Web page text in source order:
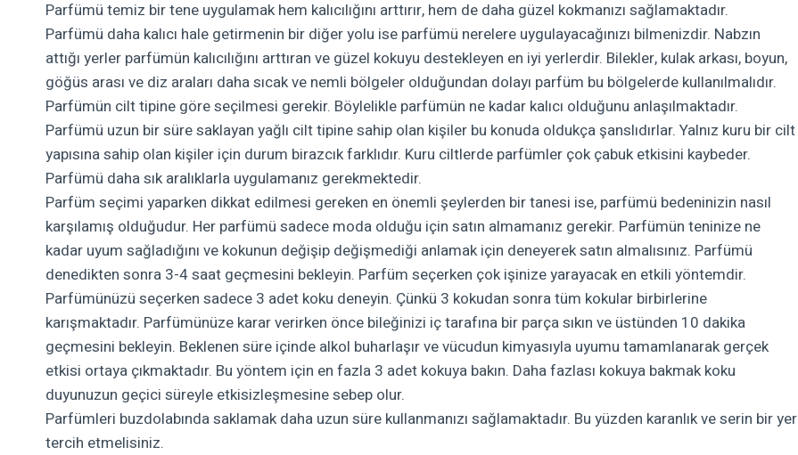
Parfümü temiz bir tene uygulamak hem kalıcılığını arttırır, hem de daha güzel kokmanızı sağlamaktadır.
Parfümü daha kalıcı hale getirmenin bir diğer yolu ise parfümü nerelere uygulayacağınızı bilmenizdir. Nabzın
attığı yerler parfümün kalıcılığını arttıran ve güzel kokuyu destekleyen en iyi yerlerdir. Bilekler, kulak arkası, boyun,
göğüs arası ve diz araları daha sıcak ve nemli bölgeler olduğundan dolayı parfüm bu bölgelerde kullanılmalıdır.
Parfümün cilt tipine göre seçilmesi gerekir. Böylelikle parfümün ne kadar kalıcı olduğunu anlaşılmaktadır.
Parfümü uzun bir süre saklayan yağlı cilt tipine sahip olan kişiler bu konuda oldukça şanslıdırlar. Yalnız kuru bir cilt
yapısına sahip olan kişiler için durum birazcık farklıdır. Kuru ciltlerde parfümler çok çabuk etkisini kaybeder.
Parfümü daha sık aralıklarla uygulamanız gerekmektedir.
Parfüm seçimi yaparken dikkat edilmesi gereken en önemli şeylerden bir tanesi ise, parfümü bedeninizin nasıl
karşılamış olduğudur. Her parfümü sadece moda olduğu için satın almamanız gerekir. Parfümün teninize ne
kadar uyum sağladığını ve kokunun değişip değişmediği anlamak için deneyerek satın almalısınız. Parfümü
denedikten sonra 3-4 saat geçmesini bekleyin. Parfüm seçerken çok işinize yarayacak en etkili yöntemdir.
Parfümünüzü seçerken sadece 3 adet koku deneyin. Çünkü 3 kokudan sonra tüm kokular birbirlerine
karışmaktadır. Parfümünüze karar verirken önce bileğinizi iç tarafına bir parça sıkın ve üstünden 10 dakika
geçmesini bekleyin. Beklenen süre içinde alkol buharlaşır ve vücudun kimyasıyla uyumu tamamlanarak gerçek
etkisi ortaya çıkmaktadır. Bu yöntem için en fazla 3 adet kokuya bakın. Daha fazlası kokuya bakmak koku
duyunuzun geçici süreyle etkisizleşmesine sebep olur.
Parfümleri buzdolabında saklamak daha uzun süre kullanmanızı sağlamaktadır. Bu yüzden karanlık ve serin bir yer
tercih etmelisiniz.